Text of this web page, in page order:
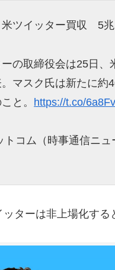
米ツイッター買収 5
の取締役会は25日
マスク氏は新たに約
と。 https://t.co/
コム（時事通信ニ
ッターは非上場化する